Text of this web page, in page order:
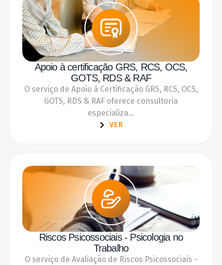
Apoio à certificação GRS, RCS, OCS,
GOTS, RDS & RAF
O serviço de Apoio à Certificação GRS, RCS, OCS,
GOTS, RDS & RAF oferece consultoria
especializa...
VER
Riscos Psicossociais - Psicologia no
Trabalho
O serviço de Avaliação de Riscos Psicossociais -